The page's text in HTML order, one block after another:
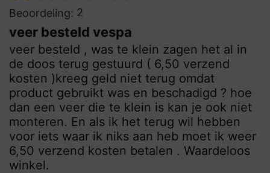
Beoordeling: 2
veer besteld vespa
veer besteld , was te klein zagen het al in
de doos terug gestuurd ( 6,50 verzend
kosten )kreeg geld niet terug omdat
product gebruikt was en beschadigd ? hoe
dan een veer die te klein is kan je ook niet
monteren. En als ik het terug wil hebben
voor iets waar ik niks aan heb moet ik weer
6,50 verzend kosten betalen . Waardeloos
winkel.